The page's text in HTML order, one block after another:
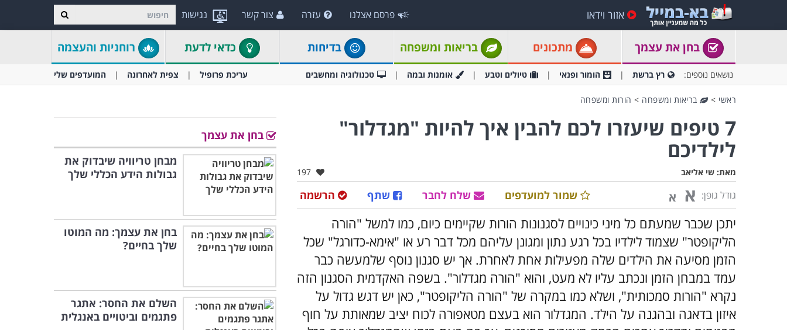
נגישות אזור וידאו פרסם אצלנו עזרה צור קשר
בחן את עצמך מתכונים בריאות ומשפחה בדיחות כדאי לדעת רוחניות והעצמה
נושאים נוספים: רץ ברשת הומור ופנאי טיולים וטבע אומנות ובמה טכנולוגיה ומחשבים עריכת פרופיל צפית לאחרונה המועדפים שלי
ראשי > בריאות ומשפחה > הורות ומשפחה
7 טיפים שיעזרו לכם להבין איך להיות "מגדלור"
לילדיכם
מאת: שי אליאב אהבו:
197
גודל גופן: א א הרשמה שתף שלח לחבר שמור למועדפים
יתכן שכבר שמעתם כל מיני כינויים לסגנונות הורות שקיימים כיום, כמו למשל "הורה
הליקופטר" שצמוד לילדיו בכל רגע נתון ומגונן עליהם מכל דבר רע או "אימא-כדורגל" שכל
הזמן מסיעה את הילדים שלה מפעילות אחת לאחרת. אך יש סגנון נוסף שלמעשה כבר
עמד במבחן הזמן ונכתב עליו לא מעט, והוא "הורה מגדלור". בשפה האקדמית הסגנון הזה
נקרא "הורות סמכותית", ושלא כמו במקרה של "הורה הליקופטר", כאן יש דגש גדול על
איזון בדאגה ובהגנה על הילד. המגדלור הוא בעצם מטאפורה לכוח יציב שמאותת על חוף
בחן את עצמך
מבחן טריוויה שיבדוק את
גבולות הידע הכללי שלך
בחן את עצמך: מה המוטו
שלך בחיים?
השלם את החסר: אתגר
פתגמים וביטויים באנגלית